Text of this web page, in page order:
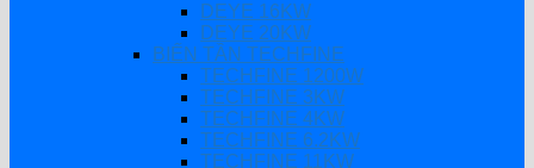
DEYE 16KW
DEYE 20KW
BIẾN TẦN TECHFINE
TECHFINE 1200W
TECHFINE 3KW
TECHFINE 4KW
TECHFINE 6.2KW
TECHFINE 11KW